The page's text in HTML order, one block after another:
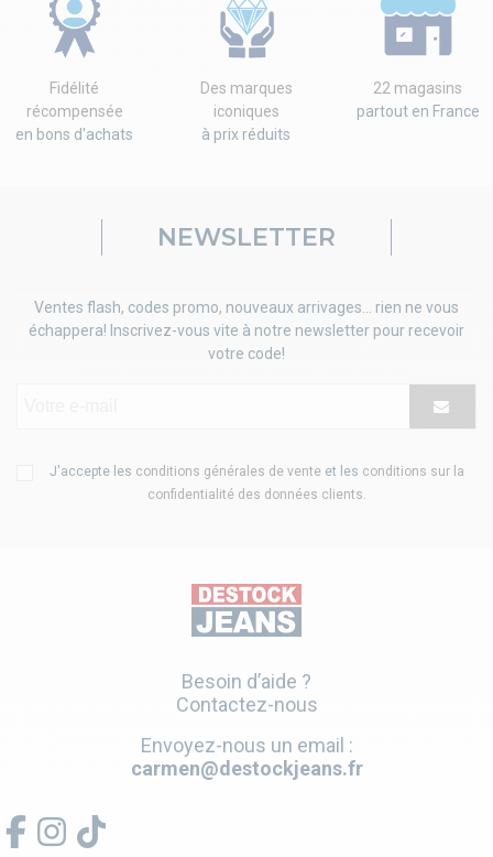
Fidélité
récompensée
en bons d'achats
Des marques
iconiques
à prix réduits
22 magasins
partout en France
NEWSLETTER
Ventes flash, codes promo, nouveaux arrivages... rien ne vous
échappera! Inscrivez-vous vite à notre newsletter pour recevoir
votre code!
J'accepte les conditions générales de vente et les conditions sur la
confidentialité des données clients
Besoin d’aide ?
Contactez-nous
Envoyez-nous un email :
carmen@destockjeans.fr